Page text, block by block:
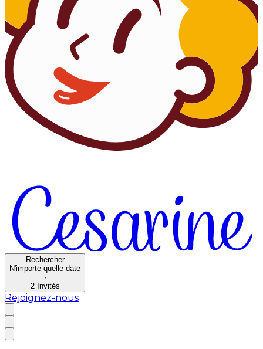
Rechercher
N'importe quelle date
·
2 Invités
Rejoignez-nous